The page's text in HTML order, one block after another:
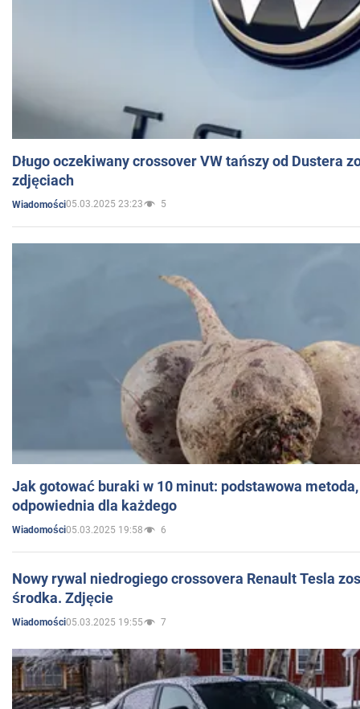
Długo oczekiwany crossover VW tańszy od Dustera
zdjęciach
Wiadomości05.03.2025 23:23 5
Jak gotować buraki w 10 minut: podstawowa
odpowiednia dla każdego
Wiadomości05.03.2025 19:58 6
Nowy rywal niedrogiego crossovera Renault Tesla
środka. Zdjęcie
Wiadomości05.03.2025 19:55 7